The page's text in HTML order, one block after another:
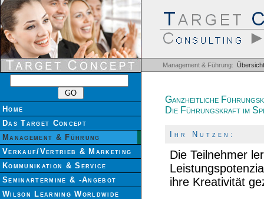
Ganzheitliche
Die Führungskraft im
I h r N u t z e n :
Die Teilnehmer
ihre Kreativität
Management & Führung: Übersicht
Home
Das Target Concept
Management & Führung
Verkauf/Vertrieb & Marketing
Kommunikation & Service
Seminartermine & -Angebot
Wilson Learning Worldwide